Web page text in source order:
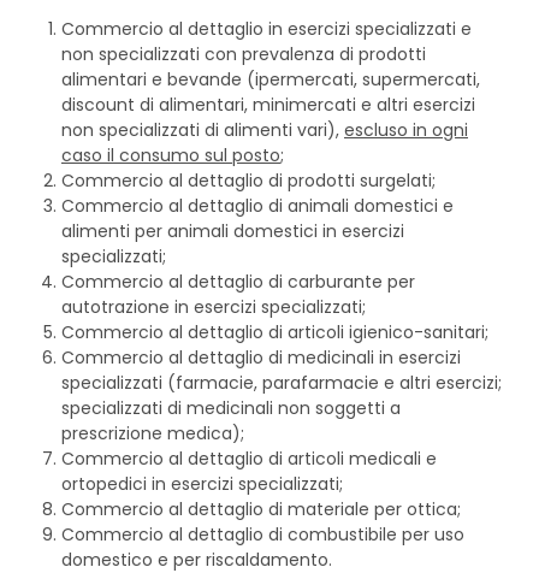
Commercio al dettaglio in esercizi specializzati e
non specializzati con prevalenza di prodotti
alimentari e bevande (ipermercati, supermercati,
discount di alimentari, minimercati e altri esercizi
non specializzati di alimenti vari), escluso in ogni
caso il consumo sul posto;
Commercio al dettaglio di prodotti surgelati;
Commercio al dettaglio di animali domestici e
alimenti per animali domestici in esercizi
specializzati;
Commercio al dettaglio di carburante per
autotrazione in esercizi specializzati;
Commercio al dettaglio di articoli igienico-sanitari;
Commercio al dettaglio di medicinali in esercizi
specializzati (farmacie, parafarmacie e altri esercizi;
specializzati di medicinali non soggetti a
prescrizione medica);
Commercio al dettaglio di articoli medicali e
ortopedici in esercizi specializzati;
Commercio al dettaglio di materiale per ottica;
Commercio al dettaglio di combustibile per uso
domestico e per riscaldamento.